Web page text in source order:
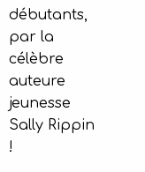
débutants,
par la
célèbre
auteure
jeunesse
Sally Rippin
!